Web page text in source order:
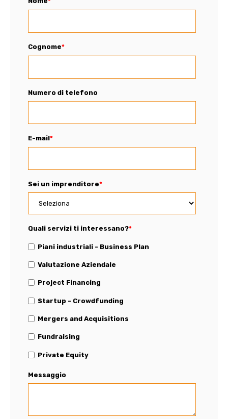
Cognome*
Numero di telefono
E-mail*
Sei un imprenditore*
Quali servizi ti interessano?*
Piani industriali - Business Plan
Valutazione Aziendale
Project Financing
Startup - Crowdfunding
Mergers and Acquisitions
Fundraising
Private Equity
Messaggio